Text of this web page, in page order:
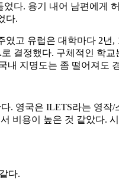
다. 용기 내어 남편에
다.
고 유럽은 대학마다 2
결정했다. 구체적인 학
내 지명도는 좀 떨어져
. 영국은 ILETS라는 영
비용이 높은 것 같았다.
다.